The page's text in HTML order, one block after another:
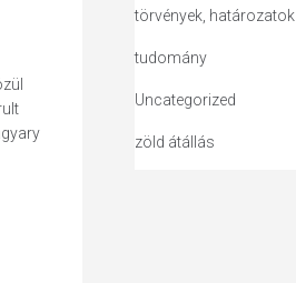
törvények, határozatok
tudomány
Uncategorized
zöld átállás